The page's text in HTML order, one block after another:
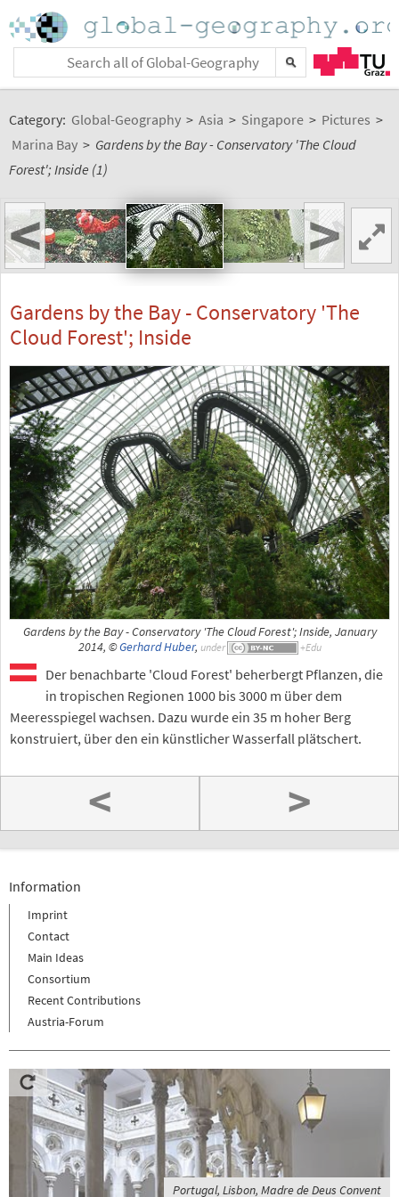
Category: Global-Geography > Asia > Singapore > Pictures >
Marina Bay > Gardens by the Bay - Conservatory 'The Cloud
Forest'; Inside (1)
< >
Gardens by the Bay - Conservatory 'The
Cloud Forest'; Inside
Gardens by the Bay - Conservatory 'The Cloud Forest'; Inside, January
2014, ©Gerhard Huber, under
Der benachbarte 'Cloud Forest' beherbergt Pflanzen, die
in tropischen Regionen 1000 bis 3000 m über dem
Meeresspiegel wachsen. Dazu wurde ein 35 m hoher Berg
konstruiert, über den ein künstlicher Wasserfall plätschert.
< >
Information
Imprint
Contact
Main Ideas
Consortium
Recent Contributions
Austria-Forum
Portugal, Lisbon, Madre de Deus Convent